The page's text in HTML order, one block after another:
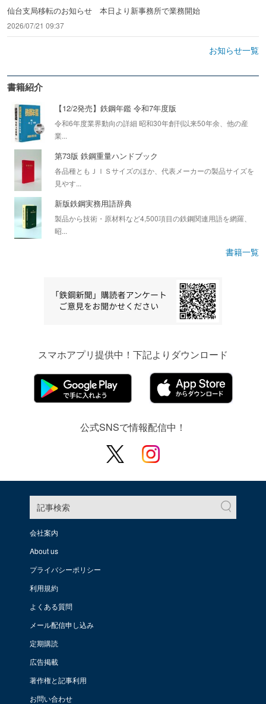
仙台支局移転のお知らせ 本日より新事務所で業務開始
2026/07/21 09:37
お知らせ一覧
書籍紹介
【12/2発売】鉄鋼年鑑 令和7年度版
令和6年度業界動向の詳細 昭和30年創刊以来50年余、他の産
業...
第73版 鉄鋼重量ハンドブック
各品種ともＪＩＳサイズのほか、代表メーカーの製品サイズを
見やす...
新版鉄鋼実務用語辞典
製品から技術・原材料など4,500項目の鉄鋼関連用語を網羅、
昭...
書籍一覧
スマホアプリ提供中！下記よりダウンロード
公式SNSで情報配信中！
記事検索
会社案内
About us
プライバシーポリシー
利用規約
よくある質問
メール配信申し込み
定期購読
広告掲載
著作権と記事利用
お問い合わせ